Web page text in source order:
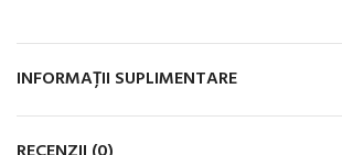
INFORMAȚII SUPLIMENTARE